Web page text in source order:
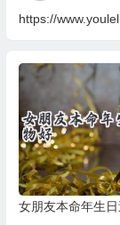
https://
女朋友本命年生